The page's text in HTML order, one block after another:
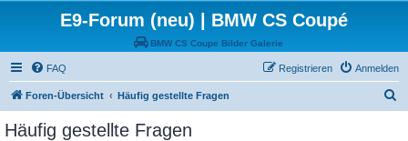
E9-Forum (neu) | BMW CS Coupé
BMW CS Coupe Bilder Galerie
FAQ Anmelden
Registrieren
Foren-Übersicht Häufig gestellte Fragen
Häufig gestellte Fragen